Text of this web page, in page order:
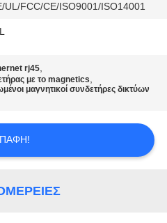
UL/FCC/CE/ISO9001/ISO14001
rj45,
με το magnetics,
μαγνητικοί συνδετήρες δικτύων